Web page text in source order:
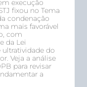
execução
fixou no Tema
condenação
mais favorável
com
da Lei
ultratividade do
Veja a análise
para revisar
a